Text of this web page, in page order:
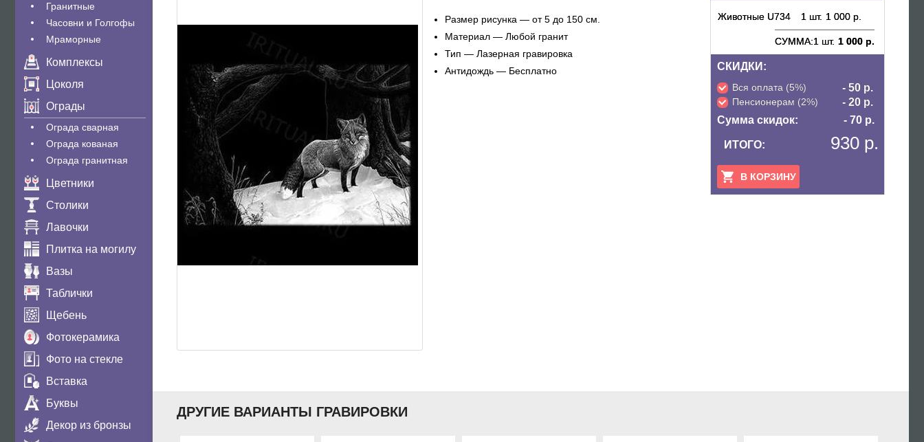
Гранитные
Часовни и Голгофы
Мраморные
Комплексы
Цоколя
Ограды
Ограда сварная
Ограда кованая
Ограда гранитная
Цветники
Столики
Лавочки
Плитка на могилу
Вазы
Таблички
Щебень
Фотокерамика
Фото на стекле
Вставка
Буквы
Декор из бронзы
Животные U734 1 шт. 1 000 р.
СУММА:1 шт. 1 000 р.
СКИДКИ:
Вся оплата (5%) - 50 р.
Пенсионерам (2%)
- 20 р.
Сумма скидок:
- 70 р.
ИТОГО: 930 р.
В КОРЗИНУ
Размер рисунка — от 5 до 150 см.
Материал — Любой гранит
Тип — Лазерная гравировка
Антидождь — Бесплатно
ДРУГИЕ ВАРИАНТЫ ГРАВИРОВКИ